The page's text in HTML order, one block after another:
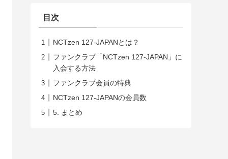
目次
NCTzen 127-JAPANとは？
ファンクラブ「NCTzen 127-JAPAN」に
入会する方法
ファンクラブ会員の特典
NCTzen 127-JAPANの会員数
5. まとめ